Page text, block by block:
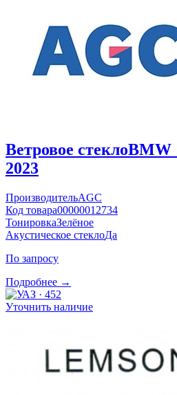
Ветровое стеклоBMW
2023
ПроизводительAGC
Код товара00000012734
ТонировкаЗелёное
Акустическое стеклоДа
По запросу
Подробнее →
Уточнить наличие